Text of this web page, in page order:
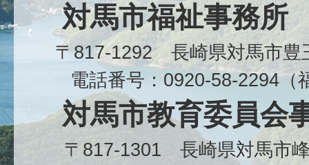
対馬市福祉事務所
〒817-1292 長崎県対馬市
電話番号：0920-58-2294（
対馬市教育委員会
〒817-1301 長崎県対馬市